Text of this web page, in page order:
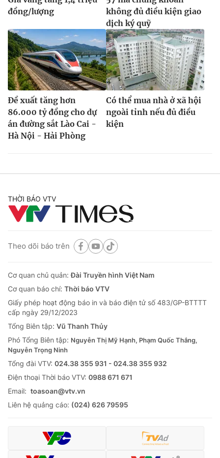
đồng/lượng
không đủ điều kiện giao
dịch ký quỹ
Đề xuất tăng hơn
86.000 tỷ đồng cho dự
án đường sắt Lào Cai -
Hà Nội - Hải Phòng
Có thể mua nhà ở xã hội
ngoài tỉnh nếu đủ điều
kiện
THỜI BÁO VTV
Theo dõi báo trên
Cơ quan chủ quản:Đài Truyền hình Việt Nam
Cơ quan báo chí: Thời báo VTV
Giấy phép hoạt động báo in và báo điện tử số 483/GP-BTTTT
cấp ngày 29/12/2023
Tổng Biên tập: Vũ Thanh Thủy
Phó Tổng Biên tập: Nguyễn Thị Mỹ Hạnh, Phạm Quốc Thắng,
Nguyễn Trọng Ninh
Tổng đài VTV: 024.38 355 931 - 024.38 355 932
Ðiện thoại Thời báo VTV: 0988 671 671
Email: toasoan@vtv.vn
Liên hệ quảng cáo: (024) 626 79595